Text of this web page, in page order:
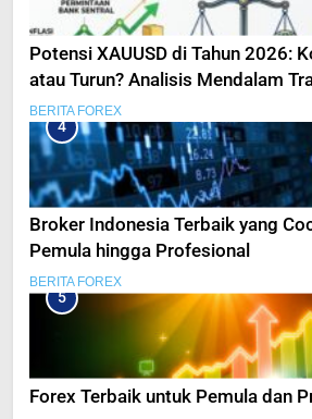
Potensi XAUUSD di Tahun 2026:
atau Turun? Analisis Mendalam
Trader Pintar
BERITA FOREX
4
Broker Indonesia Terbaik yang
Pemula hingga Profesional
BERITA FOREX
5
Forex Terbaik untuk Pemula dan